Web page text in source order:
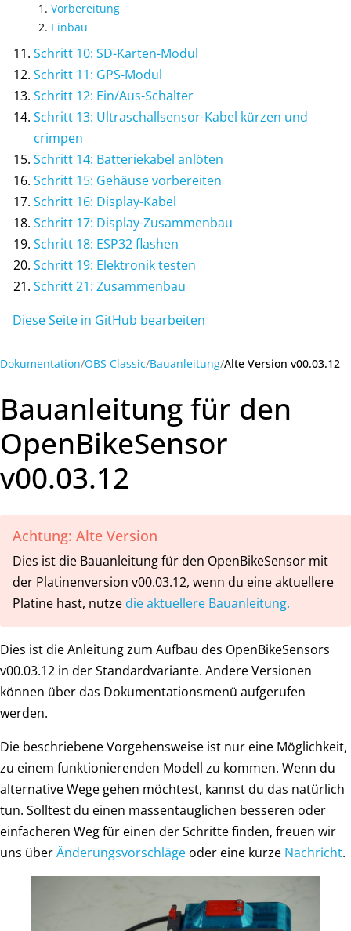
Vorbereitung
Einbau
Schritt 10: SD-Karten-Modul
Schritt 11: GPS-Modul
Schritt 12: Ein/Aus-Schalter
Schritt 13: Ultraschallsensor-Kabel kürzen und
crimpen
Schritt 14: Batteriekabel anlöten
Schritt 15: Gehäuse vorbereiten
Schritt 16: Display-Kabel
Schritt 17: Display-Zusammenbau
Schritt 18: ESP32 flashen
Schritt 19: Elektronik testen
Schritt 21: Zusammenbau
Diese Seite in GitHub bearbeiten
Dokumentation OBS Classic Bauanleitung Alte Version v00.03.12
Bauanleitung für den
OpenBikeSensor
v00.03.12
Achtung: Alte Version
Dies ist die Bauanleitung für den OpenBikeSensor mit
der Platinenversion v00.03.12, wenn du eine aktuellere
Platine hast, nutze die aktuellere Bauanleitung.
Dies ist die Anleitung zum Aufbau des OpenBikeSensors
v00.03.12 in der Standardvariante. Andere Versionen
können über das Dokumentationsmenü aufgerufen
werden.
Die beschriebene Vorgehensweise ist nur eine Möglichkeit,
zu einem funktionierenden Modell zu kommen. Wenn du
alternative Wege gehen möchtest, kannst du das natürlich
tun. Solltest du einen massentauglichen besseren oder
einfacheren Weg für einen der Schritte finden, freuen wir
uns überÄnderungsvorschläge oder eine kurze Nachricht.